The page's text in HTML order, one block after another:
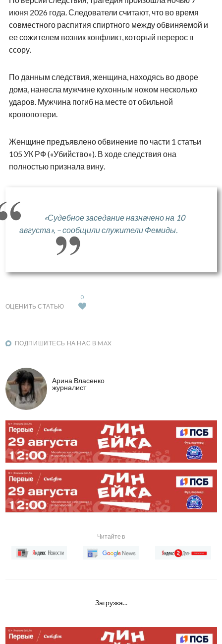
июня 2026 года. Следователи считают, что во время
совместного распития спиртного между обвиняемой и
ее сожителем возник конфликт, который перерос в
ссору.
По данным следствия, женщина, находясь во дворе
дома, нанесла мужчине кухонным ножом несколько
ударов. Мужчина погиб на месте от обильной
кровопотери.
Женщине предъявлено обвинение по части 1 статьи
105 УК РФ («Убийство»). В ходе следствия она
полностью признала вину.
«Судебное заседание назначено на 10
августа», – сообщили служители Фемиды.
ОЦЕНИТЬ СТАТЬЮ
0
ПОДПИШИТЕСЬ НА НАС В MAX
Арина Власенко
журналист
Читайте в
Загрузка...